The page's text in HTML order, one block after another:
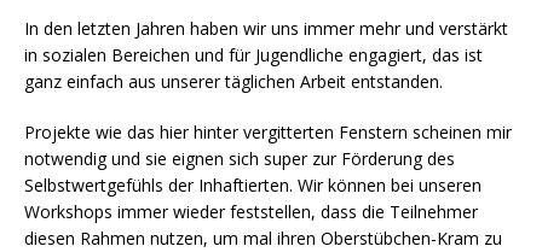
In den letzten Jahren haben wir uns immer mehr und verstärkt
in sozialen Bereichen und für Jugendliche engagiert, das ist
ganz einfach aus unserer täglichen Arbeit entstanden.
Projekte wie das hier hinter vergitterten Fenstern scheinen mir
notwendig und sie eignen sich super zur Förderung des
Selbstwertgefühls der Inhaftierten. Wir können bei unseren
Workshops immer wieder feststellen, dass die Teilnehmer
diesen Rahmen nutzen, um mal ihren Oberstübchen-Kram zu